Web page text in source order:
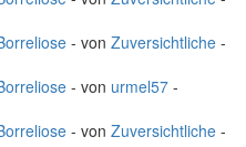
- von Zuversichtliche -
- von urmel57 -
- von Zuversichtliche -